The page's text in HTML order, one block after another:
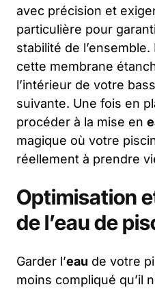
avec précision et
particulière pour
stabilité de l’ensemble.
cette membrane
l’intérieur de votre
suivante. Une fois en
procéder à la mise en
magique où votre
réellement à prendre
Optimisation
de l’eau de
Garder l’eau de votre
moins compliqué qu’il